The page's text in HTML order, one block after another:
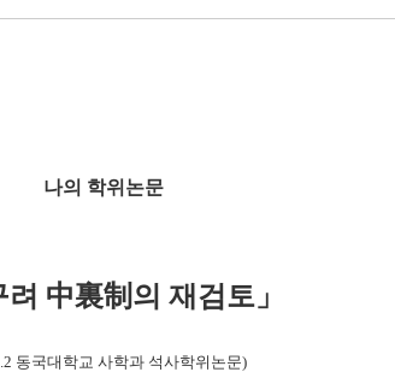
나의 학위논문
려 中裏制의 재검토」
동국대학교 사학과 석사학위논문)